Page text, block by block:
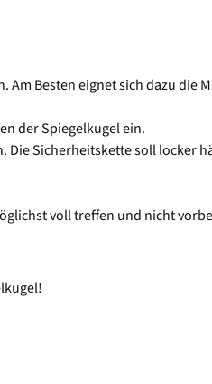
Besten eignet sich dazu die
der Spiegelkugel ein.
Sicherheitskette soll locker
voll treffen und nicht